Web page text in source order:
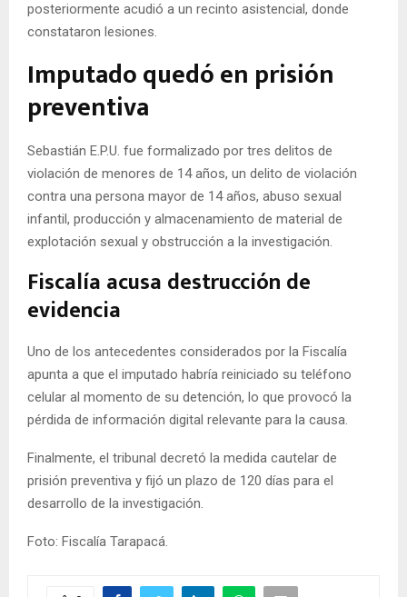
posteriormente acudió a un recinto asistencial, donde
constataron lesiones.
Imputado quedó en prisión
preventiva
Sebastián E.P.U. fue formalizado por tres delitos de
violación de menores de 14 años, un delito de violación
contra una persona mayor de 14 años, abuso sexual
infantil, producción y almacenamiento de material de
explotación sexual y obstrucción a la investigación.
Fiscalía acusa destrucción de
evidencia
Uno de los antecedentes considerados por la Fiscalía
apunta a que el imputado habría reiniciado su teléfono
celular al momento de su detención, lo que provocó la
pérdida de información digital relevante para la causa.
Finalmente, el tribunal decretó la medida cautelar de
prisión preventiva y fijó un plazo de 120 días para el
desarrollo de la investigación.
Foto: Fiscalía Tarapacá.